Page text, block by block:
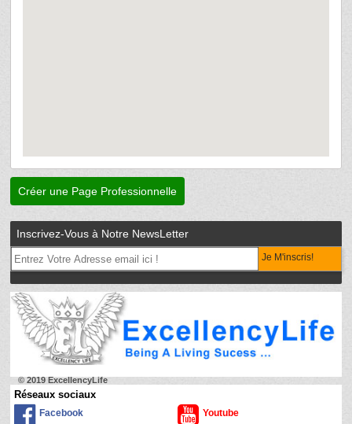
Créer une Page Professionnelle
Inscrivez-Vous à Notre NewsLetter
Je M'inscris!
© 2019 ExcellencyLife
Réseaux sociaux
Facebook Youtube